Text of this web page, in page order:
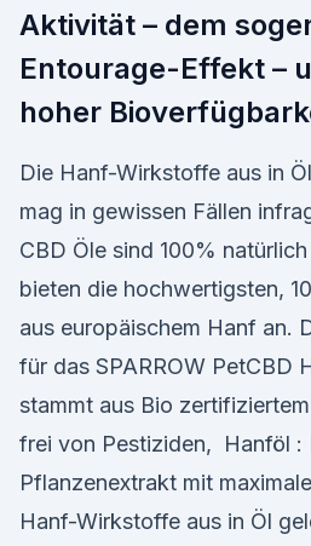
Aktivität – dem
Entourage-Effekt –
hoher
Die Hanf-Wirkstoffe aus in
mag in gewissen Fällen
CBD Öle sind 100%
bieten die hochwertigsten,
aus europäischem Hanf an.
für das SPARROW PetCBD
stammt aus Bio
frei von Pestiziden, Hanföl :
Pflanzenextrakt mit
Hanf-Wirkstoffe aus in Öl